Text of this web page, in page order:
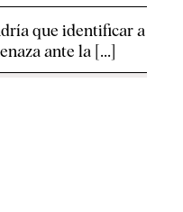
que identificar a
ante la [...]